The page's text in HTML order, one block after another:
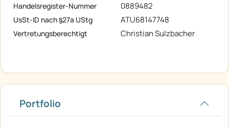
Handelsregister-Nummer 0889482
UsSt-ID nach §27a UStg ATU68147748
Vertretungsberechtigt Christian Sulzbacher
Portfolio